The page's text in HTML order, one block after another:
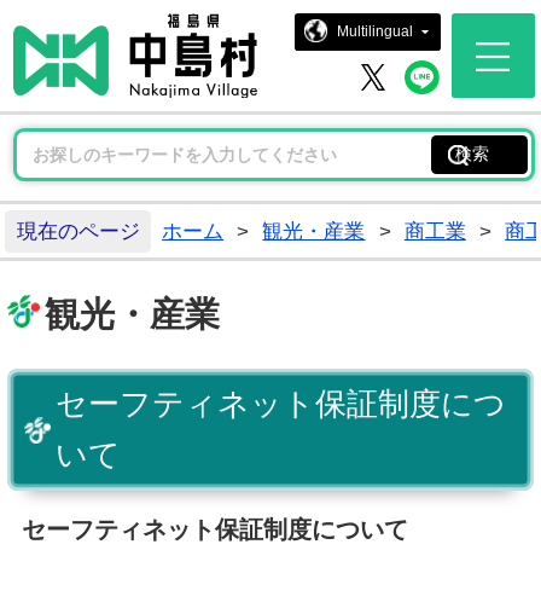
中島村ホ
Multilingual
中島村 X中島
現在のページ ホーム > 観光・産業 > 商工業 > 商
観光・産業
セーフティネット保証制度につ
いて
セーフティネット保証制度について